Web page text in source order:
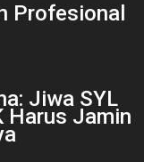
Profesional
Jiwa SYL
Harus Jamin